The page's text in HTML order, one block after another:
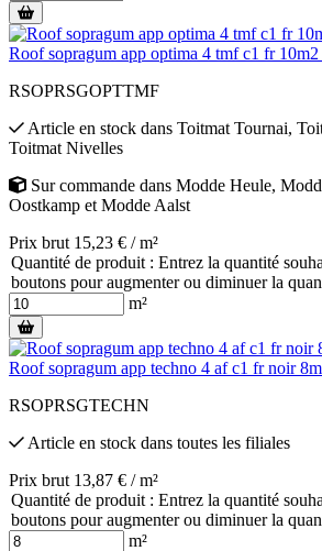
Roof sopragum app optima 4 tmf c1 fr
RSOPRSGOPTTMF
Article en stock dans Toitmat Tournai,
Toitmat Nivelles
Sur commande dans Modde Heule,
Oostkamp et Modde Aalst
Prix brut 15,23 € / m²
Quantité de produit : Entrez la quantité
boutons pour augmenter ou diminuer la
m²
Roof sopragum app techno 4 af c1 fr noir
RSOPRSGTECHN
Article en stock dans toutes les filiales
Prix brut 13,87 € / m²
Quantité de produit : Entrez la quantité
boutons pour augmenter ou diminuer la
m²